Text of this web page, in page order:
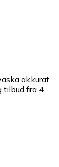
akkurat
tilbud fra 4